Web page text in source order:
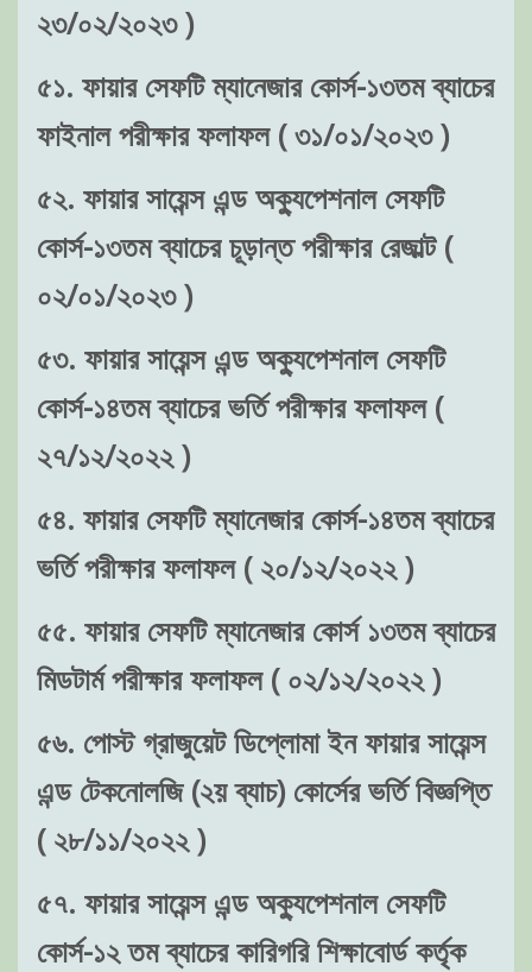
২৩/০২/২০২৩ )
৫১. ফায়ার সেফটি ম্যানেজার কোর্স-১৩তম ব্যাচের
ফাইনাল পরীক্ষার ফলাফল ( ৩১/০১/২০২৩ )
৫২. ফায়ার সায়েন্স এন্ড অক্যুপেশনাল সেফটি
কোর্স-১৩তম ব্যাচের চূড়ান্ত পরীক্ষার রেজাল্ট (
০২/০১/২০২৩ )
৫৩. ফায়ার সায়েন্স এন্ড অক্যুপেশনাল সেফটি
কোর্স-১৪তম ব্যাচের ভর্তি পরীক্ষার ফলাফল (
২৭/১২/২০২২ )
৫৪. ফায়ার সেফটি ম্যানেজার কোর্স-১৪তম ব্যাচের
ভর্তি পরীক্ষার ফলাফল ( ২০/১২/২০২২ )
৫৫. ফায়ার সেফটি ম্যানেজার কোর্স ১৩তম ব্যাচের
মিডটার্ম পরীক্ষার ফলাফল ( ০২/১২/২০২২ )
৫৬. পোস্ট গ্রাজুয়েট ডিপ্লোমা ইন ফায়ার সায়েন্স
এন্ড টেকনোলজি (২য় ব্যাচ) কোর্সের ভর্তি বিজ্ঞপ্তি
( ২৮/১১/২০২২ )
৫৭. ফায়ার সায়েন্স এন্ড অক্যুপেশনাল সেফটি
কোর্স-১২ তম ব্যাচের কারিগরি শিক্ষাবোর্ড কর্তৃক